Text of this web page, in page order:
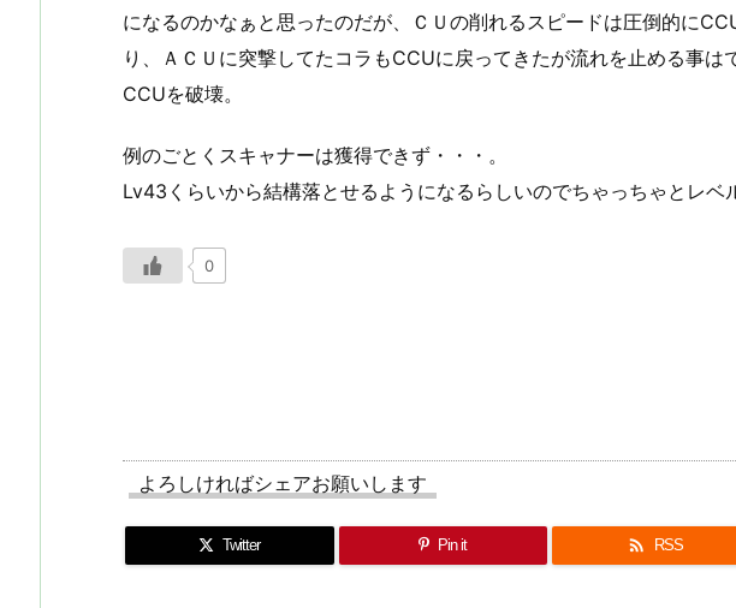
になるのかなぁと思ったのだが、ＣＵの削れるスピードは圧倒的に
り、ＡＣＵに突撃してたコラもCCUに戻ってきたが流れを止める事は
CCUを破壊。
例のごとくスキャナーは獲得できず・・・。
Lv43くらいから結構落とせるようになるらしいのでちゃっちゃとレベ
0
よろしければシェアお願いします
Twitter Pin it  RSS